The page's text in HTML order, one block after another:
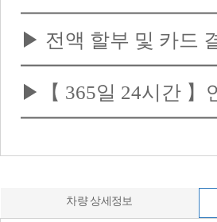
▶ 전액 할부 및 카드
▶【 365일 24시간 】
차량 상세정보